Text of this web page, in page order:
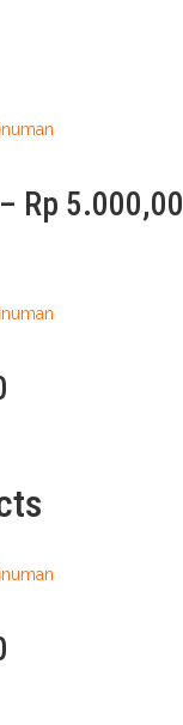
– Rp 5.000,00